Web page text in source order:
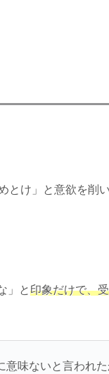
とけ」と意欲を削
」と印象だけで、
意味ないと言われ